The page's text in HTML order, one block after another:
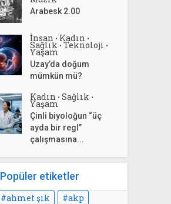
Arabesk 2.00
İnsan • Kadın •
Sağlık • Teknoloji •
Yaşam
Uzay’da doğum
mümkün mü?
Kadın • Sağlık •
Yaşam
Çinli biyoloğun “üç
ayda bir regl”
çalışmasına...
Popüler etiketler
ahmet şık
akp